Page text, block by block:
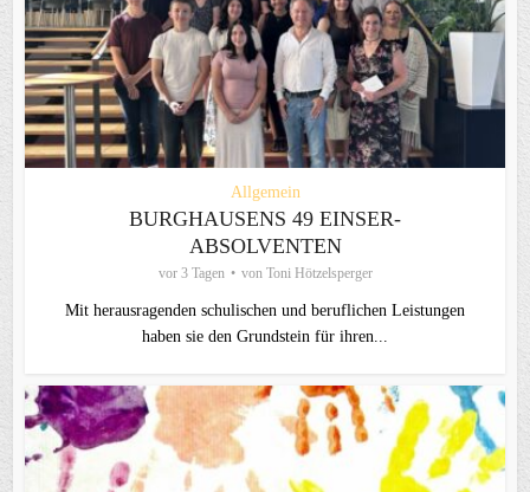
Allgemein
BURGHAUSENS 49 EINSER-
ABSOLVENTEN
vor 3 Tagen von Toni Hötzelsperger
Mit herausragenden schulischen und beruflichen Leistungen
haben sie den Grundstein für ihren...